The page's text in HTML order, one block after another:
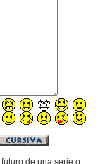
de una serie o